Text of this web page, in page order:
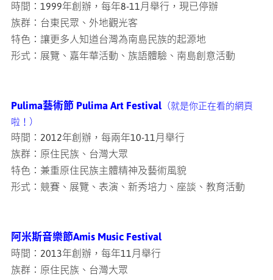
時間：1999年創辦，每年8-11月舉行，現已停辦
族群：台東民眾、外地觀光客
特色：讓更多人知道台灣為南島民族的起源地
形式：展覽、嘉年華活動、族語體驗、南島創意活動
Pulima藝術節 Pulima Art Festival（就是你正在看的網頁
啦！）
時間：2012年創辦，每兩年10-11月舉行
族群：原住民族、台灣大眾
特色：兼重原住民族主體精神及藝術風貌
形式：競賽、展覽、表演、新秀培力、座談、教育活動
阿米斯音樂節Amis Music Festival
時間：2013年創辦，每年11月舉行
族群：原住民族、台灣大眾